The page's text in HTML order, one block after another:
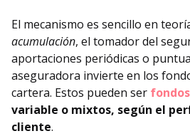
El mecanismo es sencillo en
acumulación, el tomador del
aportaciones periódicas o
aseguradora invierte en los
cartera. Estos pueden ser
variable o mixtos, según el
cliente.